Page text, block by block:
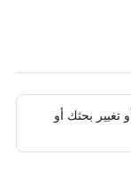
تغيير بحثك أو